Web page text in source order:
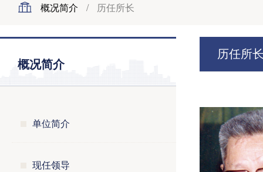
概况简介 / 历任所长
概况简介
单位简介
现任领导
历任所